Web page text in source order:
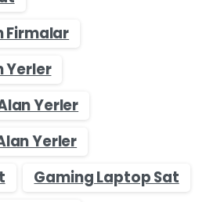
Firmalar
Yerler
Yerler
Yerler
Gaming Laptop Sat